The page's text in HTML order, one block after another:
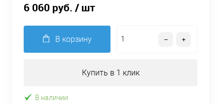
6 060 руб. / шт
В корзину
Купить в 1 клик
В наличии